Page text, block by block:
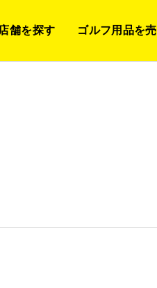
店舗を探す ゴルフ用品を